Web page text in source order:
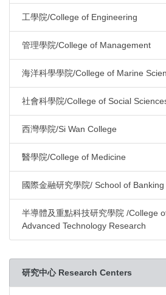
工學院/College of Engineering
管理學院/College of Management
海洋科學學院/College of Marine
社會科學院/College of Social
西灣學院/Si Wan College
醫學院/College of Medicine
國際金融研究學院/ School of
半導體及重點科技研究學院 /College
Advanced Technology Research
研究中心 Research Centers